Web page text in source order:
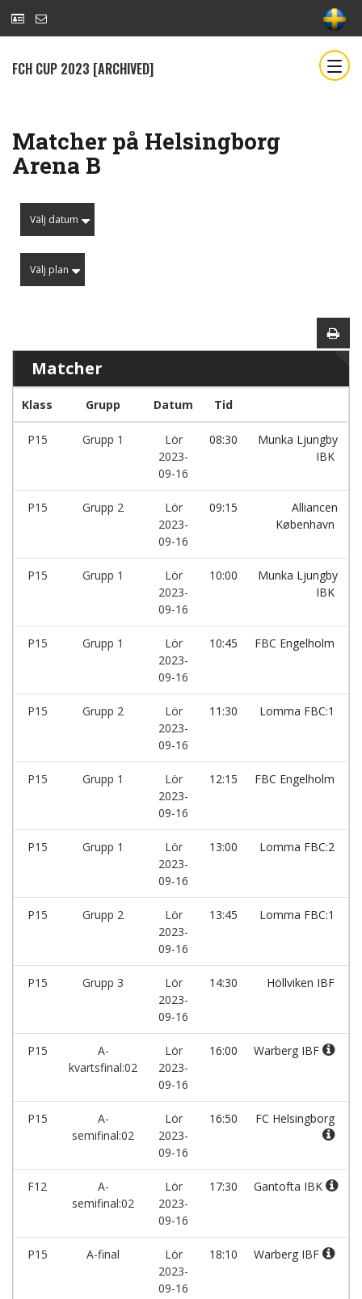
FCH CUP 2023 [ARCHIVED]
Matcher på Helsingborg
Arena B
Välj datum
Välj plan
Matcher
Klass Grupp Datum Tid
P15 Grupp 1
Lör
2023-
09-16
08:30
Munka Ljungby
IBK
P15 Grupp 2
Lör
2023-
09-16
09:15
Alliancen
København
P15 Grupp 1
Lör
2023-
09-16
10:00
Munka Ljungby
IBK
P15 Grupp 1
Lör
2023-
09-16
10:45 FBC Engelholm
P15 Grupp 2
Lör
2023-
09-16
11:30 Lomma FBC:1
P15 Grupp 1
Lör
2023-
09-16
12:15 FBC Engelholm
P15 Grupp 1
Lör
2023-
09-16
13:00 Lomma FBC:2
P15 Grupp 2
Lör
2023-
09-16
13:45 Lomma FBC:1
P15 Grupp 3
Lör
2023-
09-16
14:30 Höllviken IBF
P15
A-
kvartsfinal:02
Lör
2023-
09-16
16:00 Warberg IBF
P15
A-
semifinal:02
Lör
2023-
09-16
16:50 FC Helsingborg
F12
A-
semifinal:02
Lör
2023-
09-16
17:30 Gantofta IBK
P15 A-final
Lör
2023-
09-16
18:10 Warberg IBF